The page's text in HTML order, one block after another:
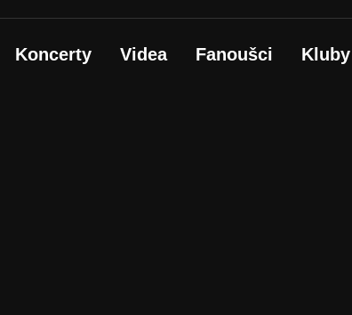
Koncerty Videa Fanoušci Kluby